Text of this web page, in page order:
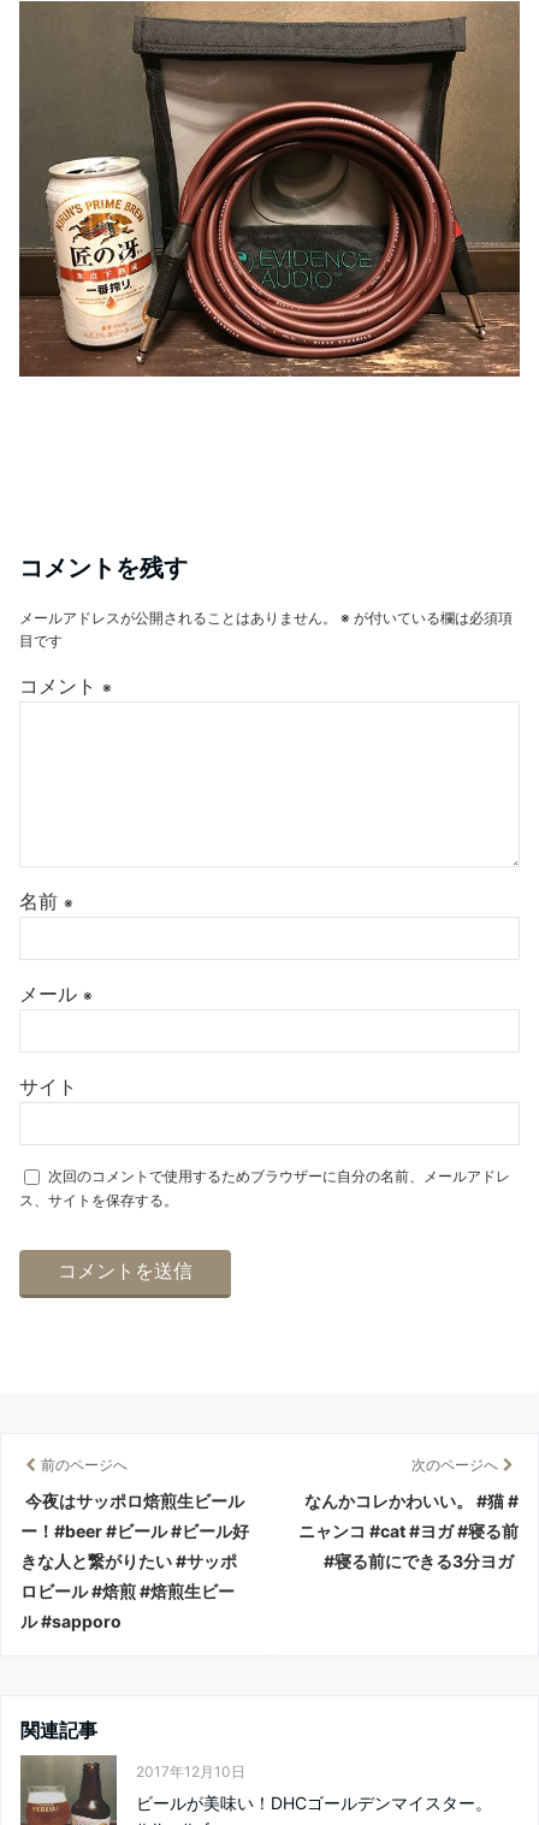
コメントを残す
メールアドレスが公開されることはありません。 ※ が付いている欄は必須項
目です
コメント ※
名前 ※
メール ※
サイト
次回のコメントで使用するためブラウザーに自分の名前、メールアドレ
ス、サイトを保存する。
前のページへ
今夜はサッポロ焙煎生ビール
ー！#beer #ビール #ビール好
きな人と繋がりたい #サッポ
ロビール #焙煎 #焙煎生ビー
ル #sapporo
次のページへ
なんかコレかわいい。 #猫 #
ニャンコ #cat #ヨガ #寝る前
#寝る前にできる3分ヨガ
関連記事
2017年12月10日
ビールが美味い！DHCゴールデンマイスター。